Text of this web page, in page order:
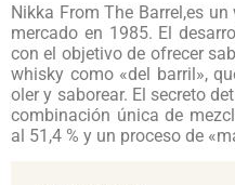
Nikka From The Barrel,es
mercado en 1985. El
con el objetivo de ofrecer
whisky como «del barril»,
oler y saborear. El secreto
combinación única de
al 51,4 % y un proceso de